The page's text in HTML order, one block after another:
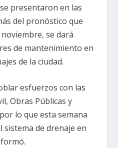
presentaron en las
del pronóstico que
se dará
de mantenimiento en
de la ciudad.
esfuerzos con las
Obras Públicas y
lo que esta semana
sistema de drenaje en